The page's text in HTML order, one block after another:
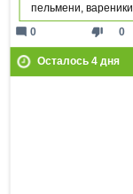
пельмени, вареники
thumb_down 0
mode_comment 0
Осталось 4дня